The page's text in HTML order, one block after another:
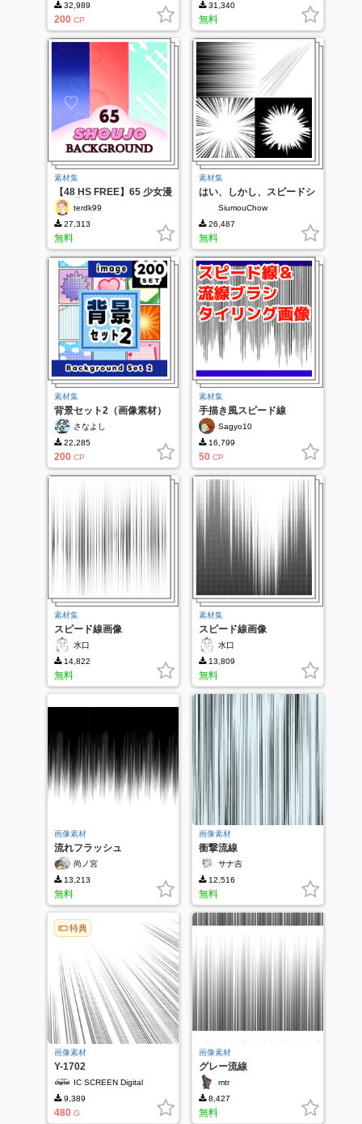
32,989
200 CP
31,340
無料
素材集
【48 HS FREE】65 少女漫
画の背景
terdk99
27,313
無料
素材集
はい、しかし、スピードシ
リーズ。SiumouChow
26,487
無料
素材集
背景セット2（画像素材）
さなよし
22,285
200 CP
素材集
手描き風スピード線
Sagyo10
16,799
50 CP
素材集
スピード線画像
水口
14,822
無料
素材集
スピード線画像
水口
13,809
無料
画像素材
流れフラッシュ
尚ノ宮
13,213
無料
画像素材
衝撃流線
サナ吉
12,516
無料
特典
画像素材
Y-1702
IC SCREEN Digital
9,389
480 G
画像素材
グレー流線
mtr
8,427
無料